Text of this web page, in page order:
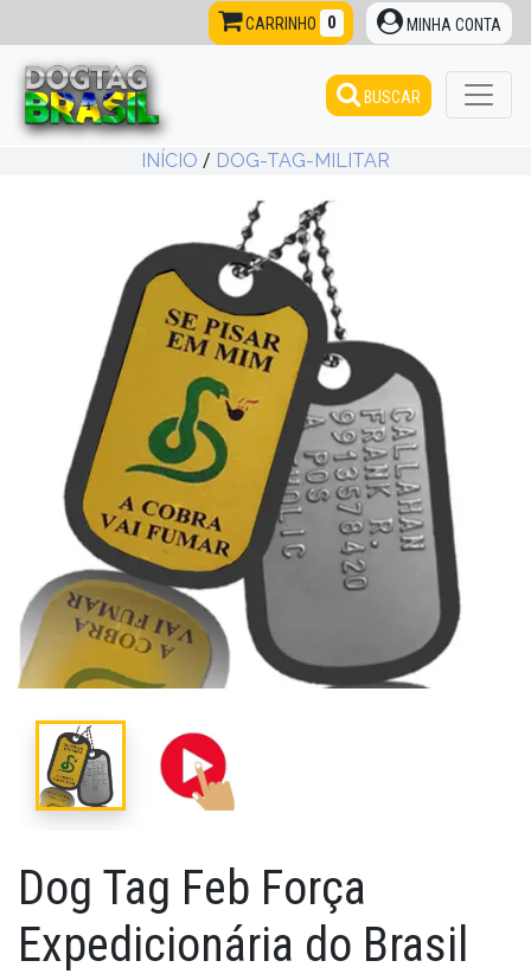
CARRINHO 0 MINHA CONTA
BUSCAR
INÍCIO / DOG-TAG-MILITAR
Dog Tag Feb Força
Expedicionária do Brasil